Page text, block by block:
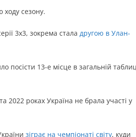
ходу сезону.
3х3, зокрема стала другою в Улан-
посісти 13-е місце в загальній
2022 роках Україна не брала участі у
зіграє на чемпіонаті світу, куди